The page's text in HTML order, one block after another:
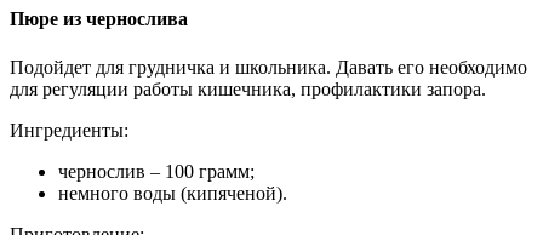
Пюре из чернослива
Подойдет для грудничка и школьника. Давать его необходимо
для регуляции работы кишечника, профилактики запора.
Ингредиенты:
чернослив – 100 грамм;
немного воды (кипяченой).